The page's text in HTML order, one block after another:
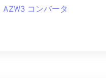
AZW3 コンバータ